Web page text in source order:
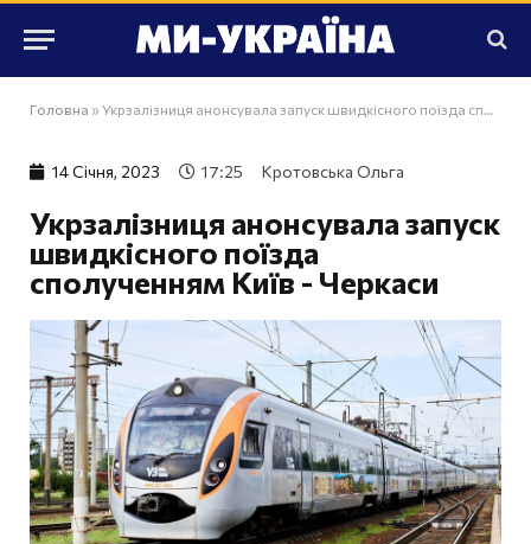
Головна » Укрзалізниця анонсувала запуск швидкісного поїзда сполученням Київ - Черкаси
14 Сiчня, 2023 17:25 Кротовська Ольга
Укрзалізниця анонсувала запуск
швидкісного поїзда
сполученням Київ - Черкаси